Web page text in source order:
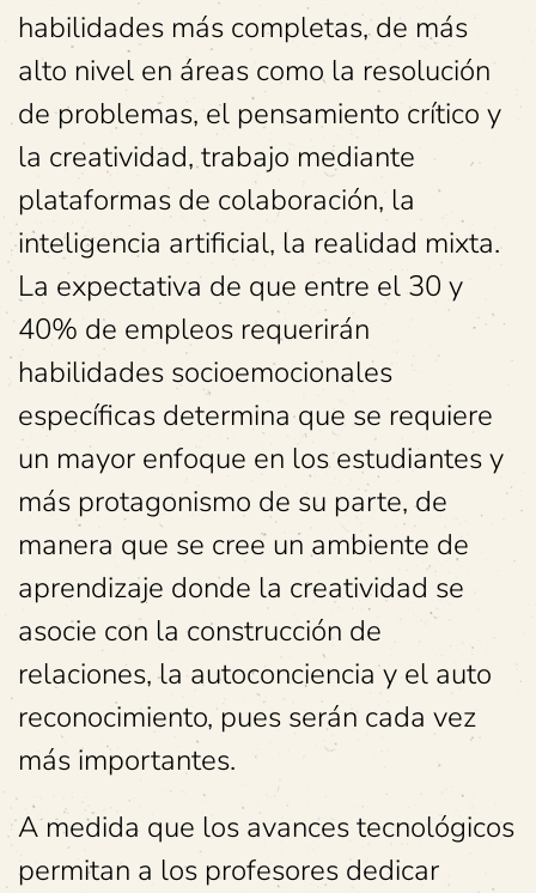
habilidades más completas, de más
alto nivel en áreas como la resolución
de problemas, el pensamiento crítico y
la creatividad, trabajo mediante
plataformas de colaboración, la
inteligencia artificial, la realidad mixta.
La expectativa de que entre el 30 y
40% de empleos requerirán
habilidades socioemocionales
específicas determina que se requiere
un mayor enfoque en los estudiantes y
más protagonismo de su parte, de
manera que se cree un ambiente de
aprendizaje donde la creatividad se
asocie con la construcción de
relaciones, la autoconciencia y el auto
reconocimiento, pues serán cada vez
más importantes.
A medida que los avances tecnológicos
permitan a los profesores dedicar